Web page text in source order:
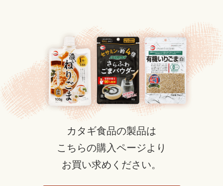
カタギ食品の製品は
こちらの購入ページより
お買い求めください。